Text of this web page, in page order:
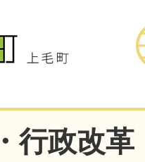
行政改革